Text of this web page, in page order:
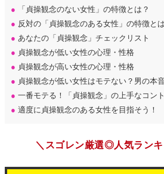
● 「貞操観念のない女性」の特徴とは？
● 反対の「貞操観念のある女性」の特徴と
● あなたの「貞操観念」チェックリスト
● 貞操観念が低い女性の心理・性格
● 貞操観念が高い女性の心理・性格
● 貞操観念が低い女性はモテない？男の本
● 一番モテる！「貞操観念」の上手なコン
● 適度に貞操観念のある女性を目指そう！
＼スゴレン厳選◎人気ラン